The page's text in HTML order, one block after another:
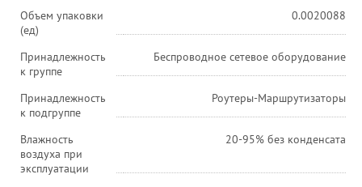
Объем упаковки
(ед)
0.0020088
Принадлежность
к группе
Беспроводное сетевое оборудование
Принадлежность
к подгруппе
Роутеры-Маршрутизаторы
Влажность
воздуха при
эксплуатации
20-95% без конденсата